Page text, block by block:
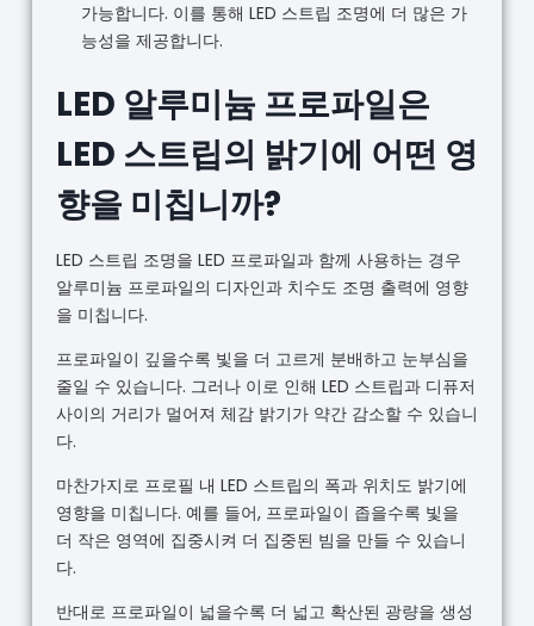
가능합니다. 이를 통해 LED 스트립 조명에 더 많은 가
능성을 제공합니다.
LED 알루미늄 프로파일은
LED 스트립의 밝기에 어떤 영
향을 미칩니까?
LED 스트립 조명을 LED 프로파일과 함께 사용하는 경우
알루미늄 프로파일의 디자인과 치수도 조명 출력에 영향
을 미칩니다.
프로파일이 깊을수록 빛을 더 고르게 분배하고 눈부심을
줄일 수 있습니다. 그러나 이로 인해 LED 스트립과 디퓨저
사이의 거리가 멀어져 체감 밝기가 약간 감소할 수 있습니
다.
마찬가지로 프로필 내 LED 스트립의 폭과 위치도 밝기에
영향을 미칩니다. 예를 들어, 프로파일이 좁을수록 빛을
더 작은 영역에 집중시켜 더 집중된 빔을 만들 수 있습니
다.
반대로 프로파일이 넓을수록 더 넓고 확산된 광량을 생성